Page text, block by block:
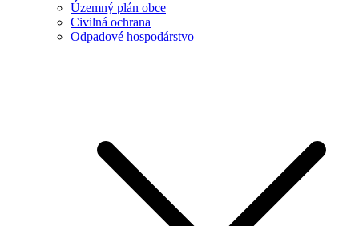
Územný plán obce
Civilná ochrana
Odpadové hospodárstvo